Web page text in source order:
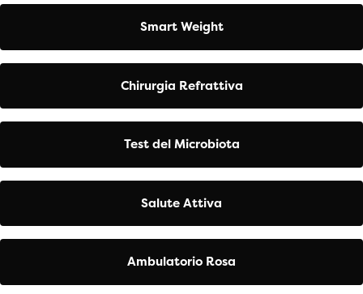
Smart Weight
Chirurgia Refrattiva
Test del Microbiota
Salute Attiva
Ambulatorio Rosa